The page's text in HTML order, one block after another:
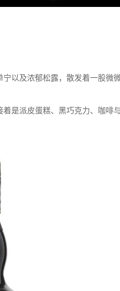
以及浓郁松露，散发着一股微
是派皮蛋糕、黑巧克力、咖啡与